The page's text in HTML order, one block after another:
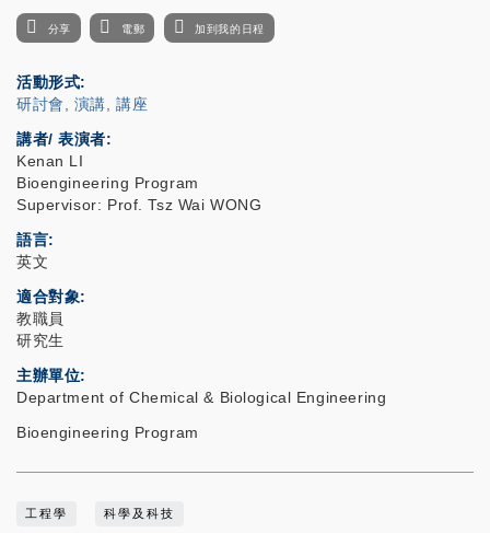
分享 電郵 加到我的日程
活動形式
研討會, 演講, 講座
講者/ 表演者:
Kenan LI
Bioengineering Program
Supervisor: Prof. Tsz Wai WONG
語言
英文
適合對象
教職員
研究生
主辦單位
Department of Chemical & Biological Engineering
Bioengineering Program
工程學 科學及科技